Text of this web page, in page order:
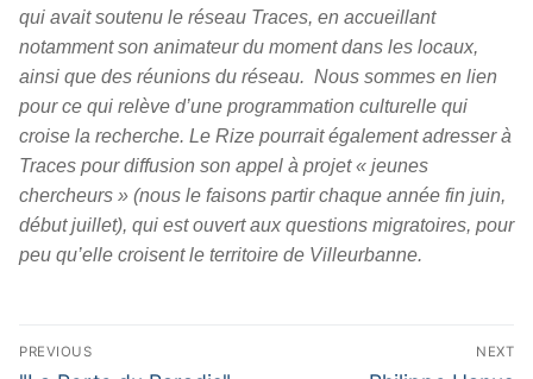
qui avait soutenu le réseau Traces, en accueillant
notamment son animateur du moment dans les locaux,
ainsi que des réunions du réseau. Nous sommes en lien
pour ce qui relève d’une programmation culturelle qui
croise la recherche. Le Rize pourrait également adresser à
Traces pour diffusion son appel à projet « jeunes
chercheurs » (nous le faisons partir chaque année fin juin,
début juillet), qui est ouvert aux questions migratoires, pour
peu qu’elle croisent le territoire de Villeurbanne.
Navigation
PREVIOUS NEXT